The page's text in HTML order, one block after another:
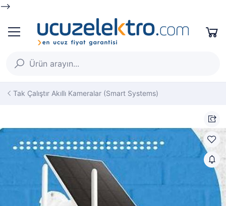
-->
Tak Çalıştır Akıllı Kameralar (Smart Systems)